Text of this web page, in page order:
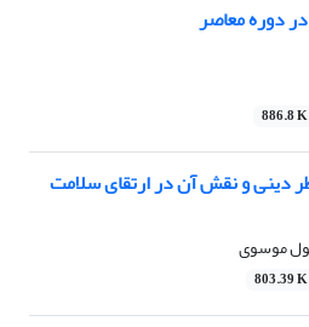
دوره معاصر
886.8 K
دینی و نقش آن در ارتقای سلامت
موسوی
803.39 K